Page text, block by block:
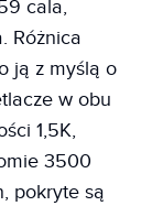
cala,
Różnica
ją z myślą o
w obu
1,5K,
3500
pokryte są